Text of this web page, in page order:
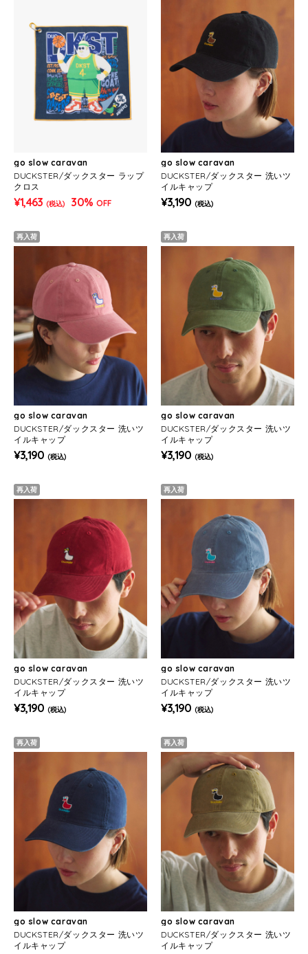
go slow caravan
DUCKSTER/ダックスター ラップ
クロス
¥1,463 (税込) 30% OFF
go slow caravan
DUCKSTER/ダックスター 洗いツ
イルキャップ
¥3,190 (税込)
再入荷
go slow caravan
DUCKSTER/ダックスター 洗いツ
イルキャップ
¥3,190 (税込)
再入荷
go slow caravan
DUCKSTER/ダックスター 洗いツ
イルキャップ
¥3,190 (税込)
再入荷
go slow caravan
DUCKSTER/ダックスター 洗いツ
イルキャップ
¥3,190 (税込)
再入荷
go slow caravan
DUCKSTER/ダックスター 洗いツ
イルキャップ
¥3,190 (税込)
再入荷
go slow caravan
DUCKSTER/ダックスター 洗いツ
イルキャップ
再入荷
go slow caravan
DUCKSTER/ダックスター 洗いツ
イルキャップ